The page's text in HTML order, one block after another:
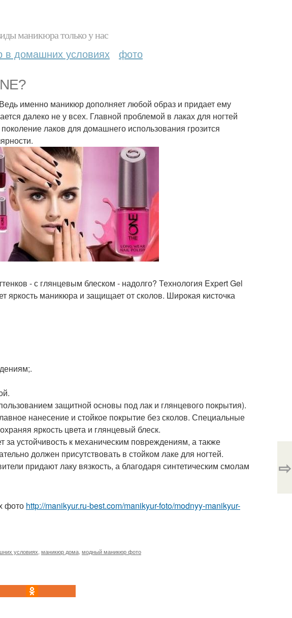
маникюра только у нас
в домашних условиях фото
именно маникюр дополняет любой образ и придает ему
далеко не у всех. Главной проблемой в лаках для ногтей
лаков для домашнего использования грозится
- с глянцевым блеском - надолго? Технология Expert Gel
яркость маникюра и защищает от сколов. Широкая кисточка
защитной основы под лак и глянцевого покрытия).
нанесение и стойкое покрытие без сколов. Специальные
яркость цвета и глянцевый блеск.
за устойчивость к механическим повреждениям, а также
должен присутствовать в стойком лаке для ногтей.
придают лаку вязкость, а благодаря синтетическим смолам
фото http://manikyur.ru-best.com/manikyur-foto/modnyy-manikyur-
условиях маникюр дома модный маникюр фото
⇨